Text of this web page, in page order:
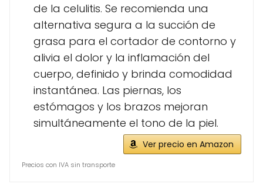
de la celulitis. Se recomienda una
alternativa segura a la succión de
grasa para el cortador de contorno y
alivia el dolor y la inflamación del
cuerpo, definido y brinda comodidad
instantánea. Las piernas, los
estómagos y los brazos mejoran
simultáneamente el tono de la piel.
Ver precio en Amazon
Precios con IVA sin transporte